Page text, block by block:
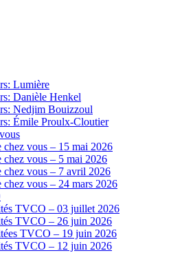
Lumière
Danièle Henkel
Nedjim Bouizzoul
Émile Proulx-Cloutier
chez vous – 15 mai 2026
chez vous – 5 mai 2026
chez vous – 7 avril 2026
chez vous – 24 mars 2026
TVCO – 03 juillet 2026
TVCO – 26 juin 2026
TVCO – 19 juin 2026
TVCO – 12 juin 2026